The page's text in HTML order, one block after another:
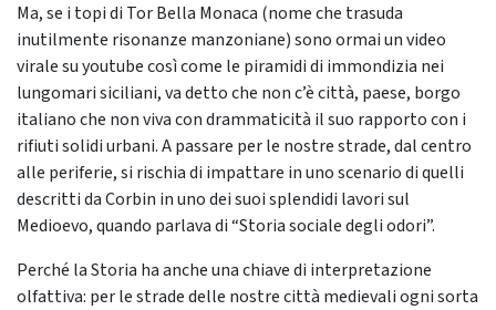
Ma, se i topi di Tor Bella Monaca (nome che trasuda
inutilmente risonanze manzoniane) sono ormai un video
virale su youtube così come le piramidi di immondizia nei
lungomari siciliani, va detto che non c’è città, paese, borgo
italiano che non viva con drammaticità il suo rapporto con i
rifiuti solidi urbani. A passare per le nostre strade, dal centro
alle periferie, si rischia di impattare in uno scenario di quelli
descritti da Corbin in uno dei suoi splendidi lavori sul
Medioevo, quando parlava di “Storia sociale degli odori”.
Perché la Storia ha anche una chiave di interpretazione
olfattiva: per le strade delle nostre città medievali ogni sorta